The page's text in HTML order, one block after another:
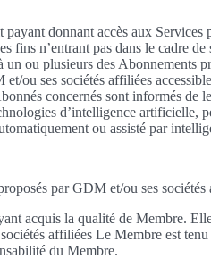
donnant accès aux
n’entrant pas dans le cadre
ou plusieurs des Abonnements
ou ses sociétés affiliées
concernés sont informés de
d’intelligence artificielle,
ou assisté par
par GDM et/ou ses sociétés
acquis la qualité de Membre.
affiliées Le Membre est
du Membre.